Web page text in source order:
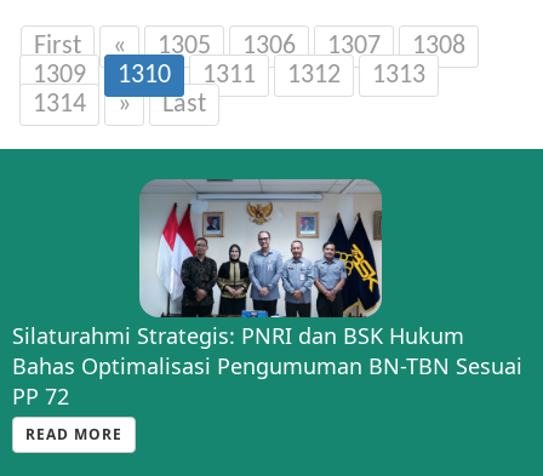
First « 1305 1306 1307
1308
1309
1310 1311 1312
1313
1314
» Last
Silaturahmi Strategis: PNRI dan BSK Hukum
Bahas Optimalisasi Pengumuman BN-TBN Sesuai
PP 72
READ MORE